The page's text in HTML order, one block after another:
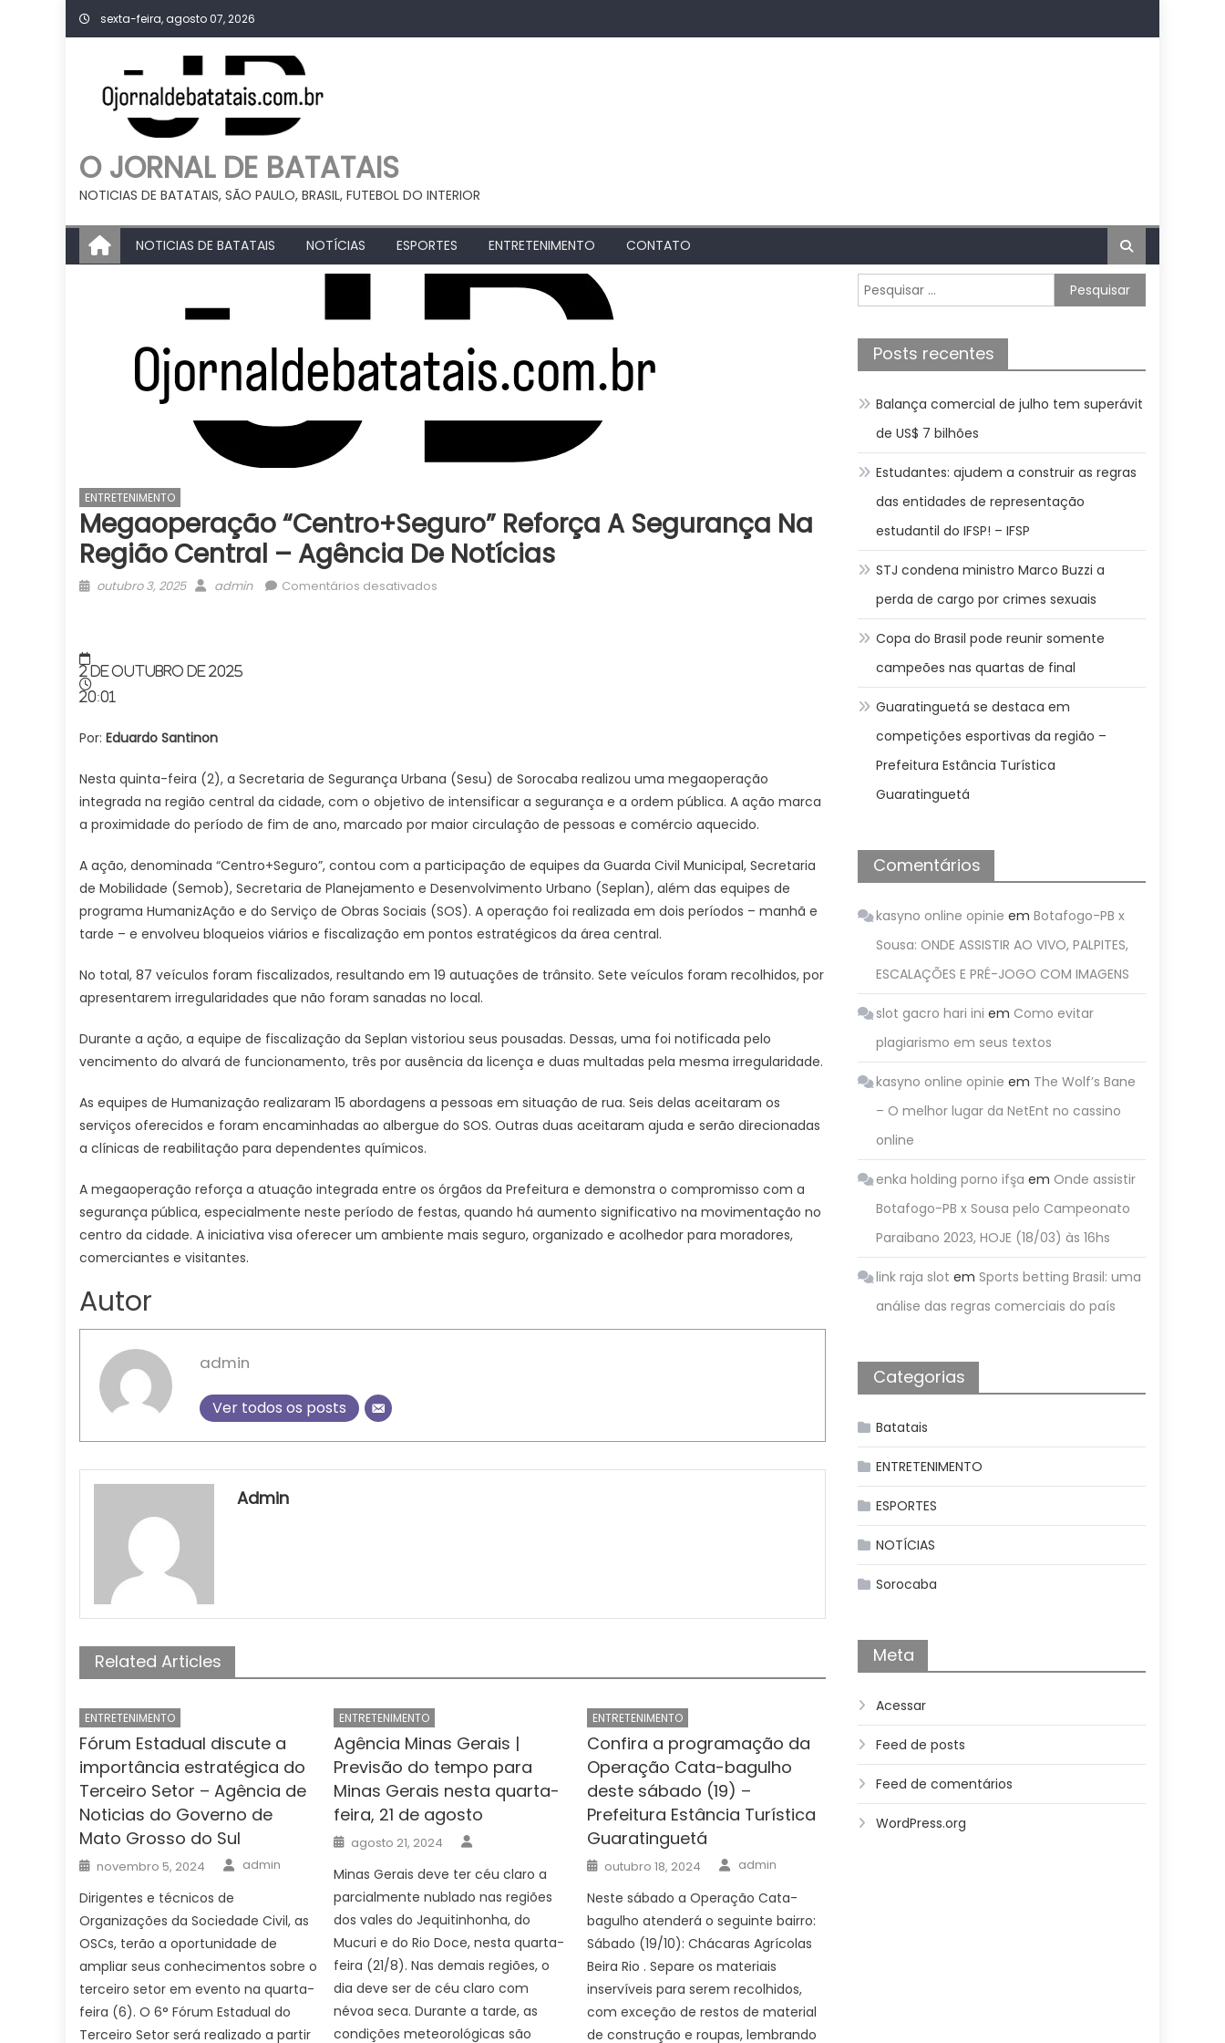
Skip
to
sexta-feira, agosto 07, 2026
O JORNAL DE BATATAIS
NOTICIAS DE BATATAIS, SÃO PAULO, BRASIL, FUTEBOL DO INTERIOR
NOTICIAS DE BATATAIS NOTÍCIAS ESPORTES ENTRETENIMENTO CONTATO
ENTRETENIMENTO
Megaoperação “Centro+Seguro” Reforça A Segurança Na
Região Central – Agência De Notícias
Posted
outubro 3, 2025 Author
admin Comentários desativados
–
Agência
Notícias
2 de outubro de 2025
20:01
Por: Eduardo Santinon
Nesta quinta-feira (2), a Secretaria de Segurança Urbana (Sesu) de Sorocaba realizou uma megaoperação
integrada na região central da cidade, com o objetivo de intensificar a segurança e a ordem pública. A ação marca
a proximidade do período de fim de ano, marcado por maior circulação de pessoas e comércio aquecido.
A ação, denominada “Centro+Seguro”, contou com a participação de equipes da Guarda Civil Municipal, Secretaria
de Mobilidade (Semob), Secretaria de Planejamento e Desenvolvimento Urbano (Seplan), além das equipes de
programa HumanizAção e do Serviço de Obras Sociais (SOS). A operação foi realizada em dois períodos – manhã e
tarde – e envolveu bloqueios viários e fiscalização em pontos estratégicos da área central.
No total, 87 veículos foram fiscalizados, resultando em 19 autuações de trânsito. Sete veículos foram recolhidos, por
apresentarem irregularidades que não foram sanadas no local.
Durante a ação, a equipe de fiscalização da Seplan vistoriou seus pousadas. Dessas, uma foi notificada pelo
vencimento do alvará de funcionamento, três por ausência da licença e duas multadas pela mesma irregularidade.
As equipes de Humanização realizaram 15 abordagens a pessoas em situação de rua. Seis delas aceitaram os
serviços oferecidos e foram encaminhadas ao albergue do SOS. Outras duas aceitaram ajuda e serão direcionadas
a clínicas de reabilitação para dependentes químicos.
A megaoperação reforça a atuação integrada entre os órgãos da Prefeitura e demonstra o compromisso com a
segurança pública, especialmente neste período de festas, quando há aumento significativo na movimentação no
centro da cidade. A iniciativa visa oferecer um ambiente mais seguro, organizado e acolhedor para moradores,
comerciantes e visitantes.
Autor
admin
Ver todos os posts
Admin
Related Articles
ENTRETENIMENTO
Fórum Estadual discute a
importância estratégica do
Terceiro Setor – Agência de
Noticias do Governo de
Mato Grosso do Sul
Posted
on
novembro 5, 2024 Author
admin
Dirigentes e técnicos de
Organizações da Sociedade Civil, as
OSCs, terão a oportunidade de
ampliar seus conhecimentos sobre o
terceiro setor em evento na quarta-
feira (6). O 6° Fórum Estadual do
Terceiro Setor será realizado a partir
ENTRETENIMENTO
Agência Minas Gerais |
Previsão do tempo para
Minas Gerais nesta quarta-
feira, 21 de agosto
Posted
on
agosto 21, 2024
Minas Gerais deve ter céu claro a
parcialmente nublado nas regiões
dos vales do Jequitinhonha, do
Mucuri e do Rio Doce, nesta quarta-
feira (21/8). Nas demais regiões, o
dia deve ser de céu claro com
névoa seca. Durante a tarde, as
condições meteorológicas são
ENTRETENIMENTO
Confira a programação da
Operação Cata-bagulho
deste sábado (19) –
Prefeitura Estância Turística
Guaratinguetá
Posted
on
outubro 18, 2024 Author
admin
Neste sábado a Operação Cata-
bagulho atenderá o seguinte bairro:
Sábado (19/10): Chácaras Agrícolas
Beira Rio . Separe os materiais
inservíveis para serem recolhidos,
com exceção de restos de material
de construção e roupas, lembrando
Pesquisar
por:
Posts recentes
Balança comercial de julho tem superávit
de US$ 7 bilhões
Estudantes: ajudem a construir as regras
das entidades de representação
estudantil do IFSP! – IFSP
STJ condena ministro Marco Buzzi a
perda de cargo por crimes sexuais
Copa do Brasil pode reunir somente
campeões nas quartas de final
Guaratinguetá se destaca em
competições esportivas da região –
Prefeitura Estância Turística
Guaratinguetá
Comentários
kasyno online opinie emBotafogo-PB x
Sousa: ONDE ASSISTIR AO VIVO, PALPITES,
ESCALAÇÕES E PRÉ-JOGO COM IMAGENS
slot gacro hari ini em Como evitar
plagiarismo em seus textos
kasyno online opinie em The Wolf’s Bane
– O melhor lugar da NetEnt no cassino
online
enka holding porno ifşa em Onde assistir
Botafogo-PB x Sousa pelo Campeonato
Paraibano 2023, HOJE (18/03) às 16hs
link raja slot emSports betting Brasil: uma
análise das regras comerciais do país
Categorias
Batatais
ENTRETENIMENTO
ESPORTES
NOTÍCIAS
Sorocaba
Meta
Acessar
Feed de posts
Feed de comentários
WordPress.org